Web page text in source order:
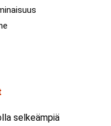
selkeämpiä